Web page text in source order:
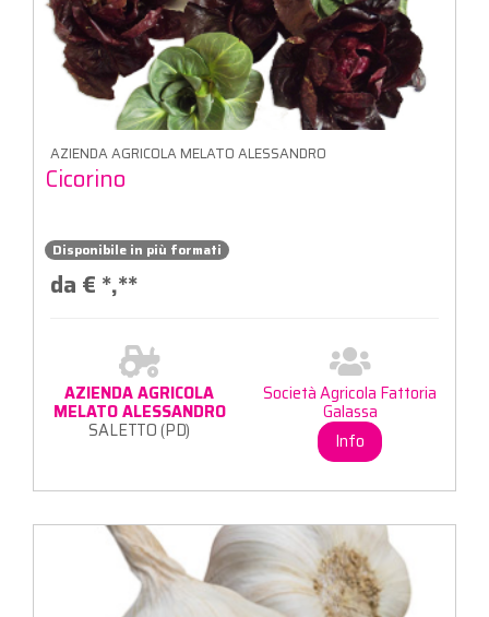
AZIENDA AGRICOLA MELATO ALESSANDRO
Cicorino
Disponibile in più formati
da € *,**
AZIENDA AGRICOLA
MELATO ALESSANDRO
SALETTO (PD)
Società Agricola Fattoria
Galassa
Info